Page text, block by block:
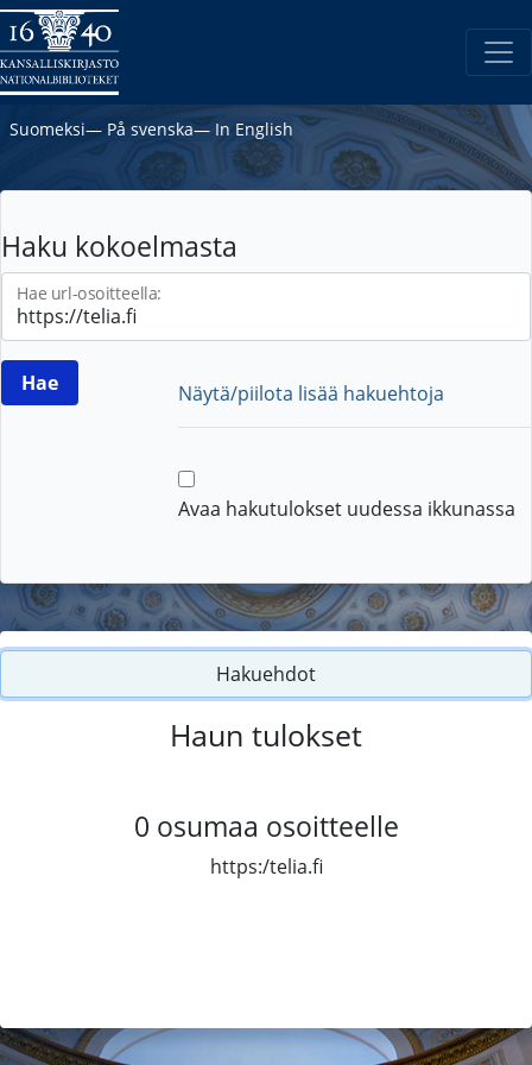
Suomeksi― På svenska― In English
Haku kokoelmasta
Hae url-osoitteella:
Näytä/piilota lisää hakuehtoja
Avaa hakutulokset uudessa ikkunassa
Hakuehdot
Haun tulokset
0 osumaa osoitteelle
https:/telia.fi